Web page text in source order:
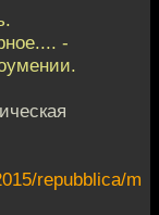
-
repubblica/m